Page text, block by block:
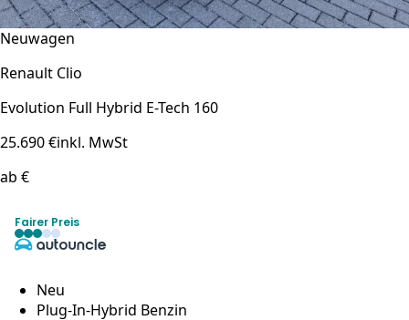
Neuwagen
Renault Clio
Evolution Full Hybrid E-Tech 160
25.690 €inkl. MwSt
ab €
Fairer Preis
Neu
Plug-In-Hybrid Benzin